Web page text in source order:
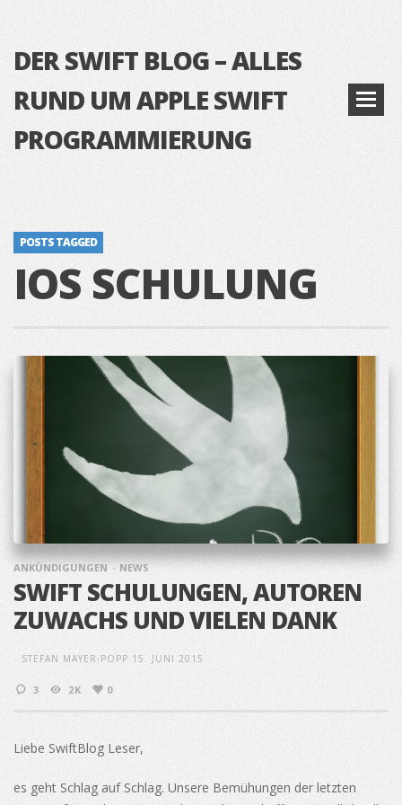
DER SWIFT BLOG – ALLES
RUND UM APPLE SWIFT
PROGRAMMIERUNG
POSTS TAGGED
IOS SCHULUNG
ANKÜNDIGUNGEN NEWS
SWIFT SCHULUNGEN, AUTOREN
ZUWACHS UND VIELEN DANK
STEFAN MAYER-POPP 15. JUNI 2015
3 2K 0
Liebe SwiftBlog Leser,
es geht Schlag auf Schlag. Unsere Bemühungen der letzten